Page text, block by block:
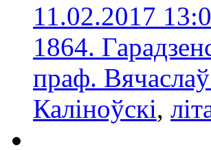
11.02.2017
1864.
праф.
Каліноўскі,